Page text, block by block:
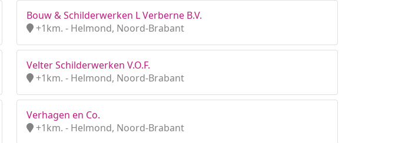
Bouw & Schilderwerken L Verberne B.V.
+1km. - Helmond, Noord-Brabant
Velter Schilderwerken V.O.F.
+1km. - Helmond, Noord-Brabant
Verhagen en Co.
+1km. - Helmond, Noord-Brabant